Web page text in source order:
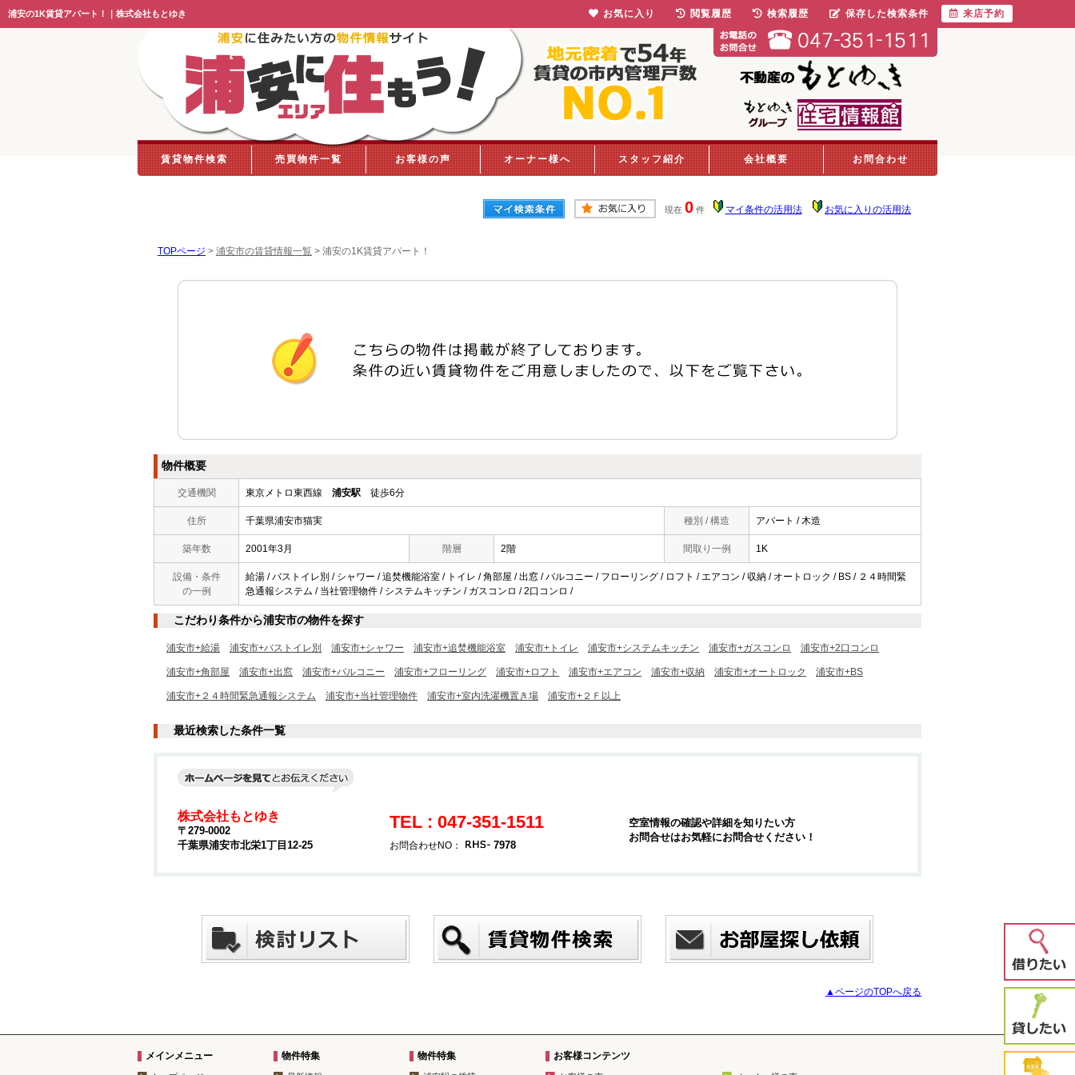
浦安の1K賃貸アパート！｜株式会社もとゆき
賃貸物件検索 売買物件一覧 お客様の声 オーナー様へ スタッフ紹介 会社概要 お問合わせ
現在 0 件 マイ条件の活用法 お気に入りの活用法
TOPページ > 浦安市の賃貸情報一覧 > 浦安の1K賃貸アパート！
物件概要
交通機関 東京メトロ東西線 浦安駅 徒歩6分
住所 千葉県浦安市猫実 種別 / 構造 アパート / 木造
築年数 2001年3月 階層 2階 間取り一例 1K
設備・条件
の一例
給湯 / バストイレ別 / シャワー / 追焚機能浴室 / トイレ / 角部屋 / 出窓 / バルコニー / フローリング / ロフト / エアコン / 収納 / オートロック / BS / ２４時間緊
急通報システム / 当社管理物件 / システムキッチン / ガスコンロ / 2口コンロ /
こだわり条件から浦安市の物件を探す
浦安市+給湯 浦安市+バストイレ別 浦安市+シャワー 浦安市+追焚機能浴室 浦安市+トイレ 浦安市+システムキッチン 浦安市+ガスコンロ 浦安市+2口コンロ
浦安市+角部屋 浦安市+出窓 浦安市+バルコニー 浦安市+フローリング 浦安市+ロフト 浦安市+エアコン 浦安市+収納 浦安市+オートロック 浦安市+BS
浦安市+２４時間緊急通報システム 浦安市+当社管理物件 浦安市+室内洗濯機置き場 浦安市+２Ｆ以上
最近検索した条件一覧
株式会社もとゆき
〒279-0002
千葉県浦安市北栄1丁目12-25
TEL : 047-351-1511
お問合わせNO： 7978
空室情報の確認や詳細を知りたい方
お問合せはお気軽にお問合せください！
▲ページのTOPへ戻る
メインメニュー 物件特集 物件特集 お客様コンテンツ
お気に入り 閲覧履歴 検索履歴 保存した検索条件 来店予約